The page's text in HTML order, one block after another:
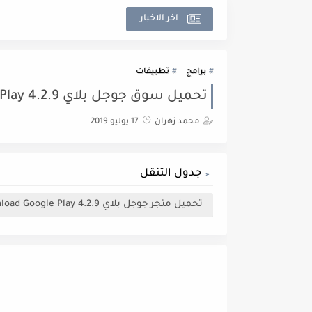
اخر الاخبار
برامج تطبيقات
تحميل سوق جوجل بلاي 4.2.9 Download Google Play مجاناً
محمد زهران 17 يوليو 2019
جدول التنقل
تحميل متجر جوجل بلاي 4.2.9 Download Google Play